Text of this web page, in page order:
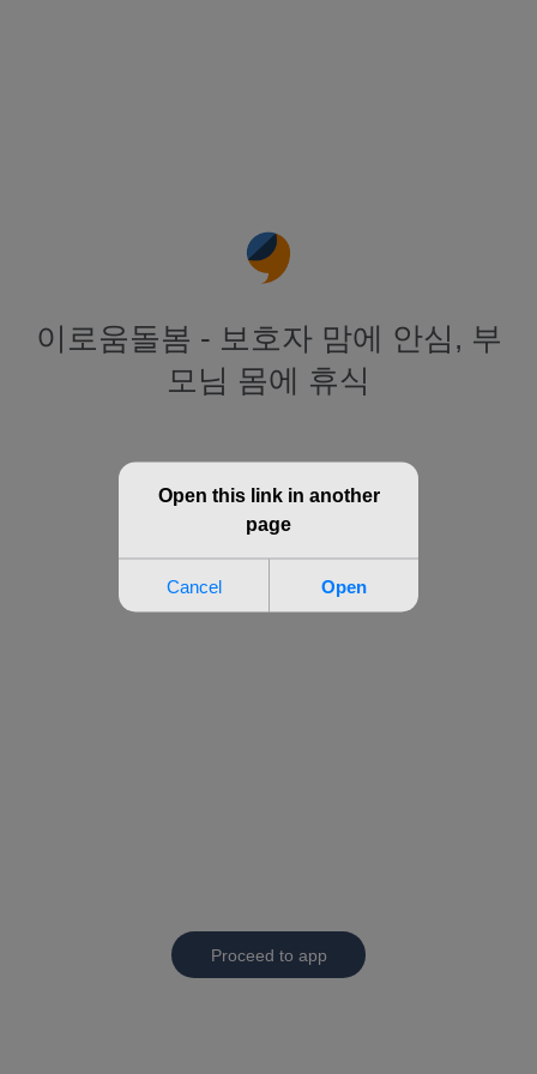
이로움돌봄 - 보호자 맘에 안심, 부
모님 몸에 휴식
Proceed to app